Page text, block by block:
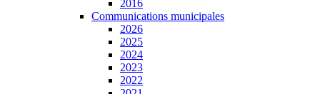
2016
Communications municipales
2026
2025
2024
2023
2022